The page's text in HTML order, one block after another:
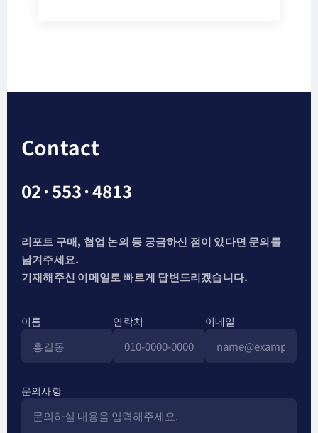
Contact
02·553·4813
리포트 구매, 협업 논의 등 궁금하신 점이 있다면 문의를
남겨주세요.
기재해주신 이메일로 빠르게 답변드리겠습니다.
이름 연락처 이메일
문의사항